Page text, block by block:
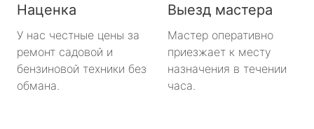
Наценка
У нас честные цены за
ремонт садовой и
бензиновой техники без
обмана.
Выезд мастера
Мастер оперативно
приезжает к месту
назначения в течении
часа.